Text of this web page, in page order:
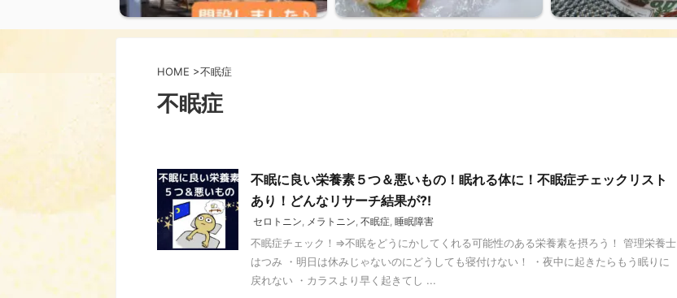
HOME >不眠症
不眠症
不眠に良い栄養素５つ＆悪いもの！眠れる体に！不眠症チェックリスト
あり！どんなリサーチ結果が⁈
セロトニン, メラトニン, 不眠症, 睡眠障害
不眠症チェック！⇒不眠をどうにかしてくれる可能性のある栄養素を摂ろう！ 管理栄養士
はつみ ・明日は休みじゃないのにどうしても寝付けない！ ・夜中に起きたらもう眠りに
戻れない ・カラスより早く起きてし ...